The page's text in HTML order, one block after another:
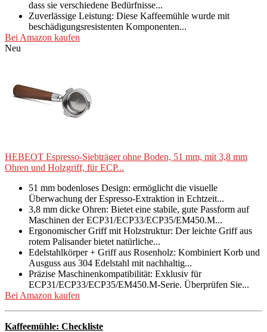
dass sie verschiedene Bedürfnisse...
Zuverlässige Leistung: Diese Kaffeemühle wurde mit
beschädigungsresistenten Komponenten...
Bei Amazon kaufen
Neu
HEBEOT Espresso-Siebträger ohne Boden, 51 mm, mit 3,8 mm
Ohren und Holzgriff, für ECP...
51 mm bodenloses Design: ermöglicht die visuelle
Überwachung der Espresso-Extraktion in Echtzeit...
3,8 mm dicke Ohren: Bietet eine stabile, gute Passform auf
Maschinen der ECP31/ECP33/ECP35/EM450.M...
Ergonomischer Griff mit Holzstruktur: Der leichte Griff aus
rotem Palisander bietet natürliche...
Edelstahlkörper + Griff aus Rosenholz: Kombiniert Korb und
Ausguss aus 304 Edelstahl mit nachhaltig...
Präzise Maschinenkompatibilität: Exklusiv für
ECP31/ECP33/ECP35/EM450.M-Serie. Überprüfen Sie...
Bei Amazon kaufen
Kaffeemühle: Checkliste